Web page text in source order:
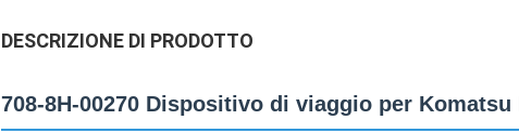
DESCRIZIONE DI PRODOTTO
708-8H-00270 Dispositivo di viaggio per Komatsu